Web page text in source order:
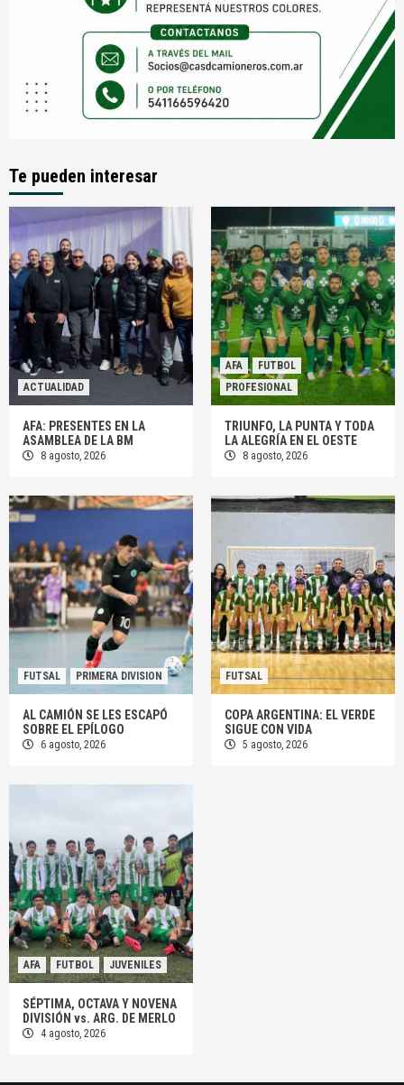
Te pueden interesar
ACTUALIDAD
AFA: PRESENTES EN LA
ASAMBLEA DE LA BM
8 agosto, 2026
AFA
FUTBOL
PROFESIONAL
TRIUNFO, LA PUNTA Y TODA
LA ALEGRÍA EN EL OESTE
8 agosto, 2026
FUTSAL PRIMERA DIVISION
AL CAMIÓN SE LES ESCAPÓ
SOBRE EL EPÍLOGO
6 agosto, 2026
FUTSAL
COPA ARGENTINA: EL VERDE
SIGUE CON VIDA
5 agosto, 2026
AFA FUTBOL JUVENILES
SÉPTIMA, OCTAVA Y NOVENA
DIVISIÓN vs. ARG. DE MERLO
4 agosto, 2026